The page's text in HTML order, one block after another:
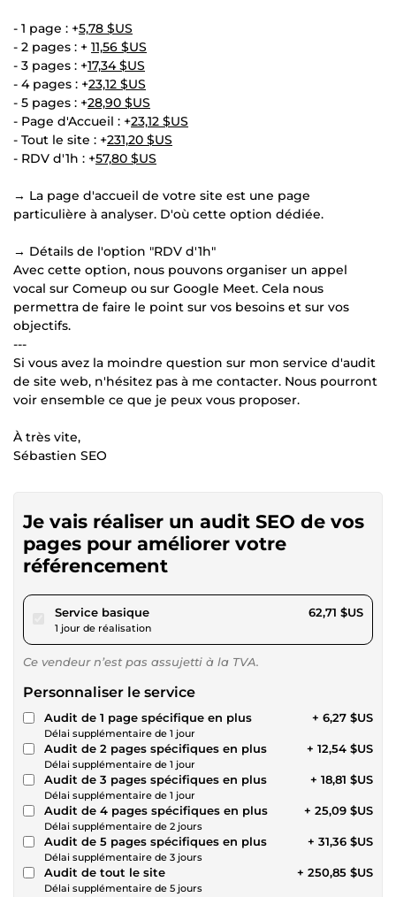
- 1 page : +5,78 $US
- 2 pages : + 11,56 $US
- 3 pages : +17,34 $US
- 4 pages : +23,12 $US
- 5 pages : +28,90 $US
- Page d'Accueil : +23,12 $US
- Tout le site : +231,20 $US
- RDV d'1h : +57,80 $US
→ La page d'accueil de votre site est une page
particulière à analyser. D'où cette option dédiée.
→ Détails de l'option "RDV d'1h"
Avec cette option, nous pouvons organiser un appel
vocal sur Comeup ou sur Google Meet. Cela nous
permettra de faire le point sur vos besoins et sur vos
objectifs.
---
Si vous avez la moindre question sur mon service d'audit
de site web, n'hésitez pas à me contacter. Nous pourront
voir ensemble ce que je peux vous proposer.
À très vite,
Sébastien SEO
Je vais réaliser un audit SEO de vos
pages pour améliorer votre
référencement
Service basiquepour 57,80 $US
1 jour de réalisation
62,71 $US
Ce vendeur n’est pas assujetti à la TVA.
Personnaliser le service
Audit de 1 page spécifique en plus
Délai supplémentaire de 1 jour
+ 6,27 $US
Audit de 2 pages spécifiques en plus
Délai supplémentaire de 1 jour
+ 12,54 $US
Audit de 3 pages spécifiques en plus
Délai supplémentaire de 1 jour
+ 18,81 $US
Audit de 4 pages spécifiques en plus
Délai supplémentaire de 2 jours
+ 25,09 $US
Audit de 5 pages spécifiques en plus
Délai supplémentaire de 3 jours
+ 31,36 $US
Audit de tout le site
Délai supplémentaire de 5 jours
+ 250,85 $US